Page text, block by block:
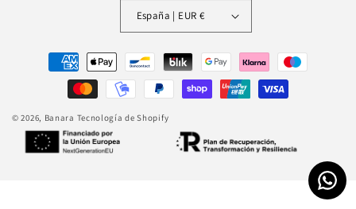
España | EUR €
Formas
© 2026, Banara Tecnología de Shopify